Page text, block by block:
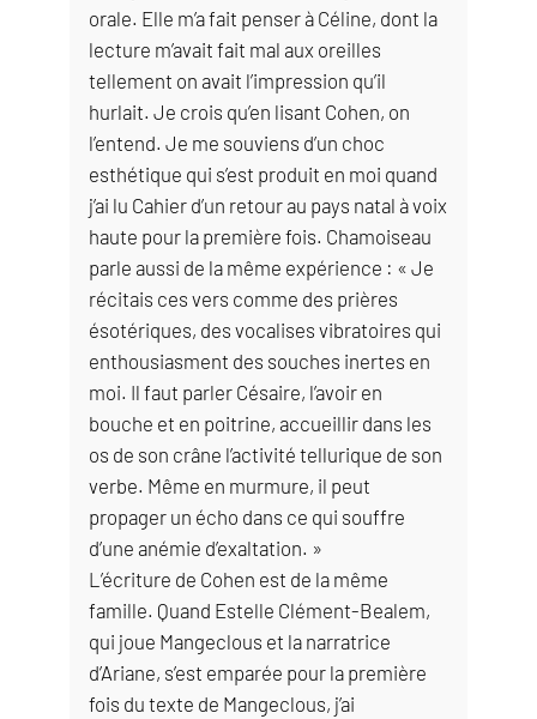
orale. Elle m’a fait penser à Céline, dont la
lecture m’avait fait mal aux oreilles
tellement on avait l’impression qu’il
hurlait. Je crois qu’en lisant Cohen, on
l’entend. Je me souviens d’un choc
esthétique qui s’est produit en moi quand
j’ai lu Cahier d’un retour au pays natal à voix
haute pour la première fois. Chamoiseau
parle aussi de la même expérience : « Je
récitais ces vers comme des prières
ésotériques, des vocalises vibratoires qui
enthousiasment des souches inertes en
moi. Il faut parler Césaire, l’avoir en
bouche et en poitrine, accueillir dans les
os de son crâne l’activité tellurique de son
verbe. Même en murmure, il peut
propager un écho dans ce qui souffre
d’une anémie d’exaltation. »
L’écriture de Cohen est de la même
famille. Quand Estelle Clément-Bealem,
qui joue Mangeclous et la narratrice
d’Ariane, s’est emparée pour la première
fois du texte de Mangeclous, j’ai